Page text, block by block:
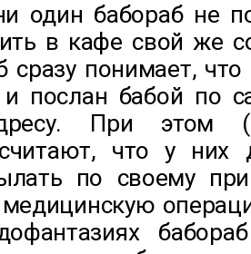
один бабораб не
в кафе свой же
сразу понимает,
и послан бабой по
При этом
что у них
по своему